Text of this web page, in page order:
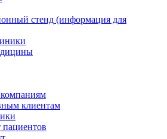
стенд (информация для
клиентам